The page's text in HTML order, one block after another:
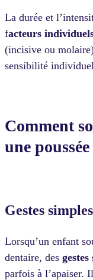
La durée et
facteurs
(incisive ou
sensibilité
Comment
une
Gestes
Lorsqu’un enfant
dentaire, des gestes
parfois à l’apaiser.